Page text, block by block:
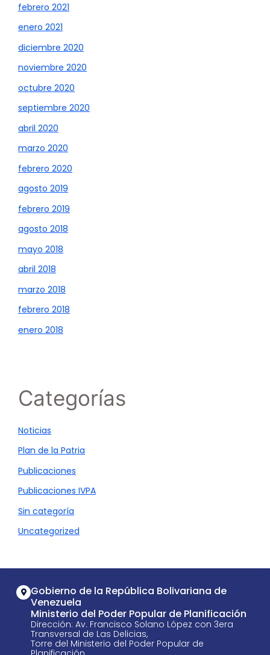
febrero 2021
enero 2021
diciembre 2020
noviembre 2020
octubre 2020
septiembre 2020
abril 2020
marzo 2020
febrero 2020
agosto 2019
febrero 2019
agosto 2018
mayo 2018
abril 2018
marzo 2018
febrero 2018
enero 2018
Categorías
Noticias
Plan de la Patria
Publicaciones
Publicaciones IVPA
Sin categoría
Uncategorized
Gobierno de la República Bolivariana de
Venezuela
Ministerio del Poder Popular de Planificación
Dirección: Av. Francisco Solano López con 3era
Transversal de Las Delicias,
Torre del Ministerio del Poder Popular de